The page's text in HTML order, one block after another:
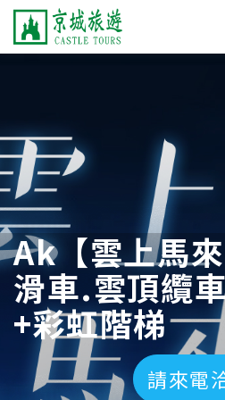
Ak【雲上馬
滑車.雲頂纜
+彩虹階梯
請來電